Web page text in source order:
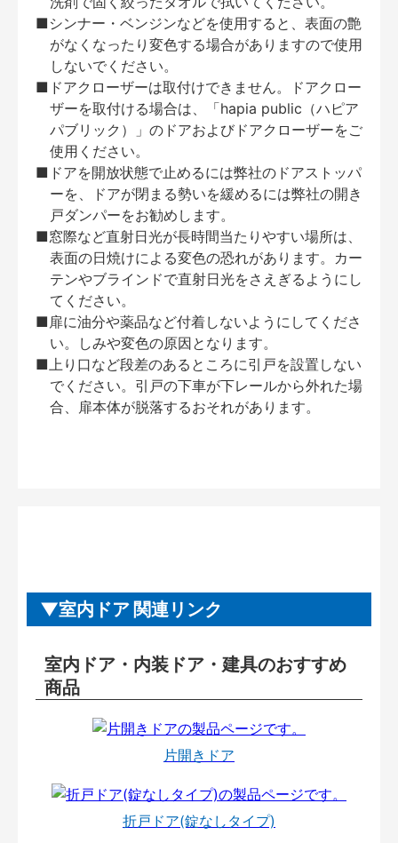
■シンナー・ベンジンなどを使用すると、表面の艶
がなくなったり変色する場合がありますので使用
しないでください。
■ドアクローザーは取付けできません。ドアクロー
ザーを取付ける場合は、「hapia public（ハピア
パブリック）」のドアおよびドアクローザーをご
使用ください。
■ドアを開放状態で止めるには弊社のドアストッパ
ーを、ドアが閉まる勢いを緩めるには弊社の開き
戸ダンパーをお勧めします。
■窓際など直射日光が長時間当たりやすい場所は、
表面の日焼けによる変色の恐れがあります。カー
テンやブラインドで直射日光をさえぎるようにし
てください。
■扉に油分や薬品など付着しないようにしてくださ
い。しみや変色の原因となります。
■上り口など段差のあるところに引戸を設置しない
でください。引戸の下車が下レールから外れた場
合、扉本体が脱落するおそれがあります。
室内ドア 関連リンク
室内ドア・内装ドア・建具のおすすめ
商品
片開きドア
折戸ドア(錠なしタイプ)